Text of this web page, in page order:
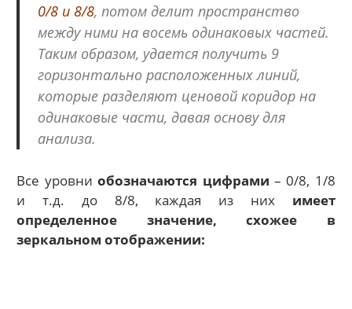
0/8 и 8/8, потом делит пространство
между ними на восемь одинаковых частей.
Таким образом, удается получить 9
горизонтально расположенных линий,
которые разделяют ценовой коридор на
одинаковые части, давая основу для
анализа.
Все уровниобозначаются цифрами – 0/8, 1/8
и т.д. до 8/8, каждая из них имеет
определенное значение, схожее в
зеркальном отображении: